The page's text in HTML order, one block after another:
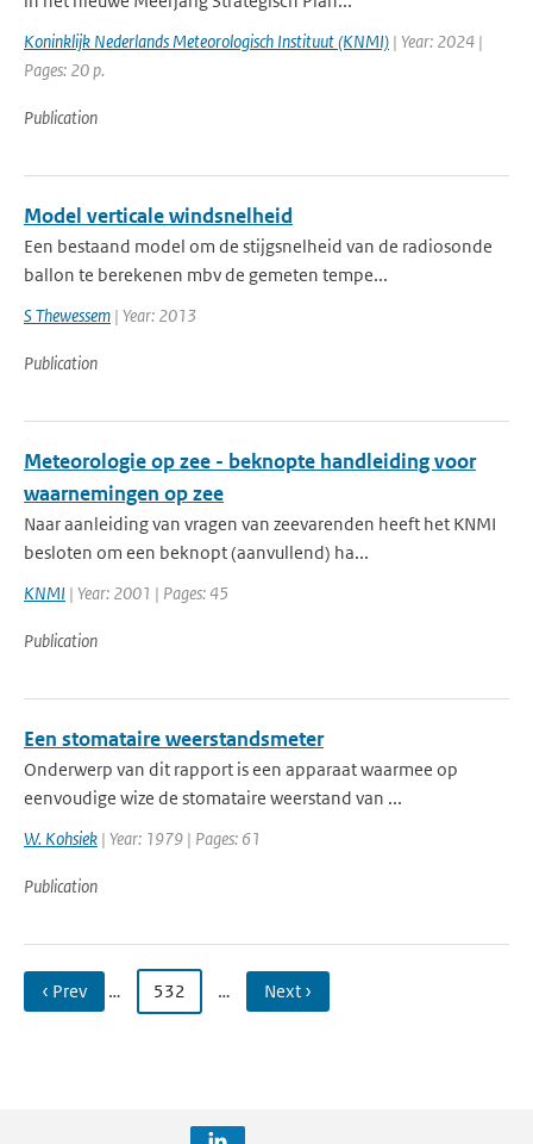
Koninklijk Nederlands Meteorologisch Instituut (KNMI) | Year: 2024 |
Pages: 20 p.
Publication
Model verticale windsnelheid
Een bestaand model om de stijgsnelheid van de radiosonde
ballon te berekenen mbv de gemeten tempe...
S Thewessem | Year: 2013
Publication
Meteorologie op zee - beknopte handleiding voor
waarnemingen op zee
Naar aanleiding van vragen van zeevarenden heeft het KNMI
besloten om een beknopt (aanvullend) ha...
KNMI | Year: 2001 | Pages: 45
Publication
Een stomataire weerstandsmeter
Onderwerp van dit rapport is een apparaat waarmee op
eenvoudige wize de stomataire weerstand van ...
W. Kohsiek | Year: 1979 | Pages: 61
Publication
‹ Prev … 532 … Next ›